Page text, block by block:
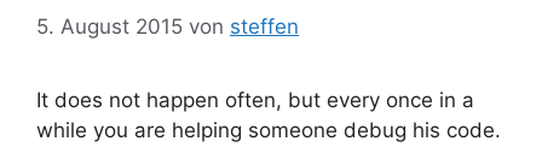
5. August 2015 von steffen
It does not happen often, but every once in a
while you are helping someone debug his code.